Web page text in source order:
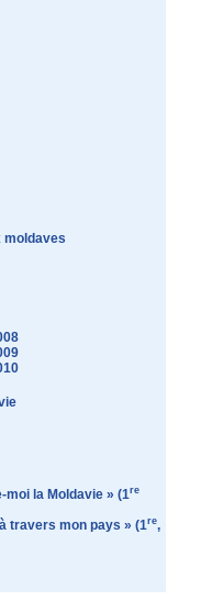
moldaves
moi la Moldavie » (1re
travers mon pays » (1re,